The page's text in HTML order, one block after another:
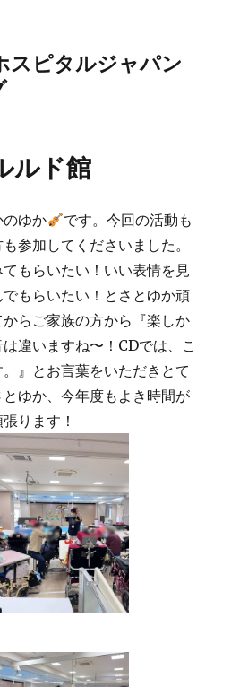
スピタルジャパン
ルド館
のゆか
です。今回の活動も
参加してくださいました。
もらいたい！いい表情を見
もらいたい！とさとゆか頑
らご家族の方から『楽しか
違いますね〜！CDでは、こ
』とお言葉をいただきとて
ゆか、今年度もよき時間が
ります！